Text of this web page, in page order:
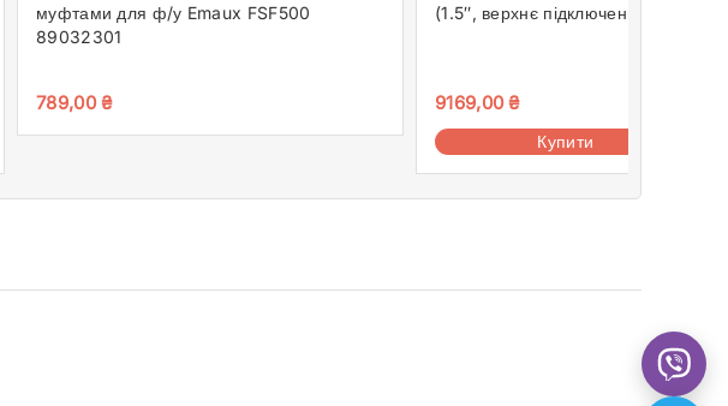
муфтами для ф/у Emaux FSF500
89032301
789,00₴
(1.5″, верхнє підключення)
9169,00₴
Купити